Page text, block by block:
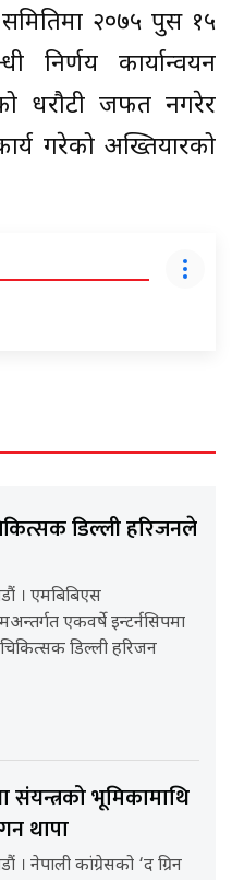
२०७५ पुस १५
निर्णय कार्यान्वयन
धरौटी जफत नगरेर
गरेको अख्तियारको
डिल्ली हरिजनले
। एमबिबिएस
एकवर्षे इन्टर्नसिपमा
डिल्ली हरिजन
संयन्त्रको भूमिकामाथि
थापा
। नेपाली कांग्रेसको ‘द ग्रिन